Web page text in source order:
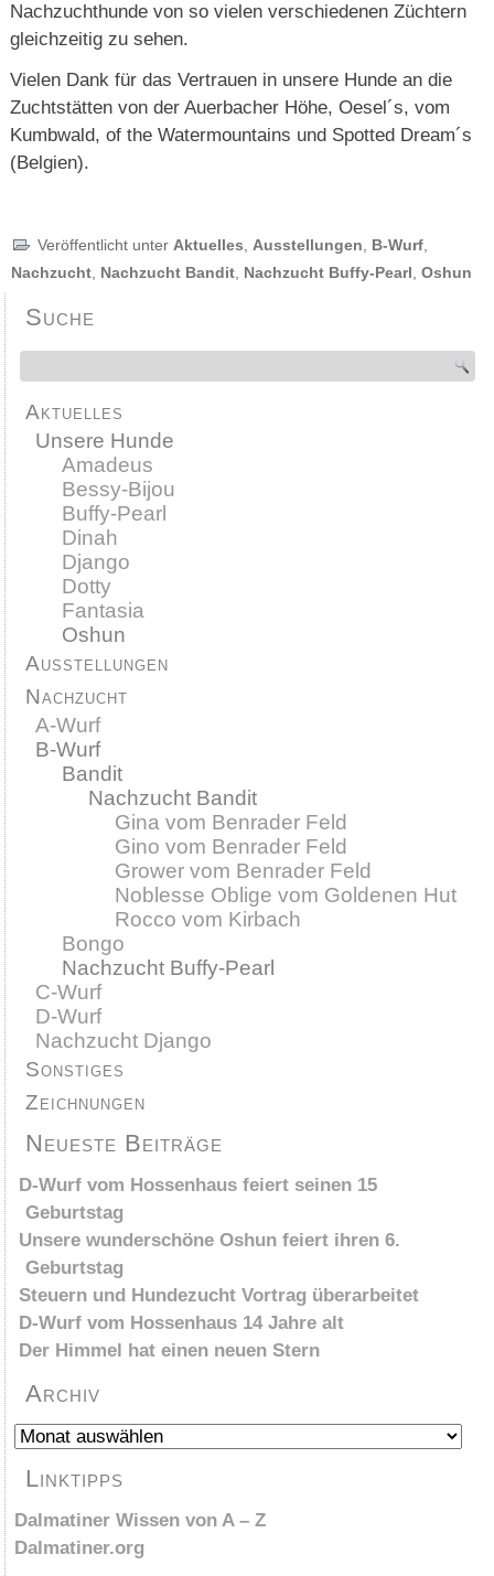
Nachzuchthunde von so vielen verschiedenen Züchtern
gleichzeitig zu sehen.
Vielen Dank für das Vertrauen in unsere Hunde an die
Zuchtstätten von der Auerbacher Höhe, Oesel´s, vom
Kumbwald, of the Watermountains und Spotted Dream´s
(Belgien).
Veröffentlicht unter Aktuelles,Ausstellungen, B-Wurf,
Nachzucht, Nachzucht Bandit, Nachzucht Buffy-Pearl,Oshun
Suche
Aktuelles
Unsere Hunde
Amadeus
Bessy-Bijou
Buffy-Pearl
Dinah
Django
Dotty
Fantasia
Oshun
Ausstellungen
Nachzucht
A-Wurf
B-Wurf
Bandit
Nachzucht Bandit
Gina vom Benrader Feld
Gino vom Benrader Feld
Grower vom Benrader Feld
Noblesse Oblige vom Goldenen Hut
Rocco vom Kirbach
Bongo
Nachzucht Buffy-Pearl
C-Wurf
D-Wurf
Nachzucht Django
Sonstiges
Zeichnungen
Neueste Beiträge
D-Wurf vom Hossenhaus feiert seinen 15
Geburtstag
Unsere wunderschöne Oshun feiert ihren 6.
Geburtstag
Steuern und Hundezucht Vortrag überarbeitet
D-Wurf vom Hossenhaus 14 Jahre alt
Der Himmel hat einen neuen Stern
Archiv
Archiv
Linktipps
Dalmatiner Wissen von A – Z
Dalmatiner.org